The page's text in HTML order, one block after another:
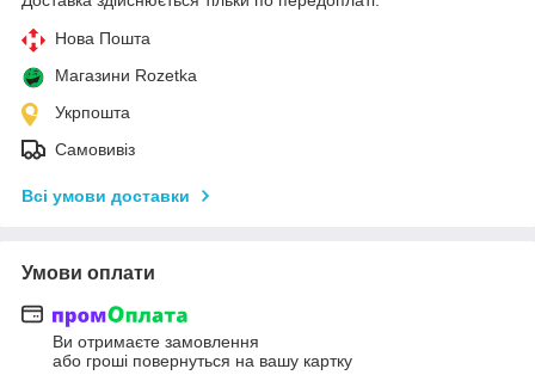
Нова Пошта
Магазини Rozetka
Укрпошта
Самовивіз
Всі умови доставки
Умови оплати
Ви отримаєте замовлення
або гроші повернуться на вашу картку